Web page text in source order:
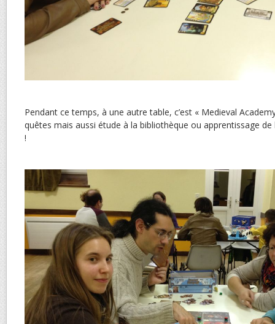
Pendant ce temps, à une autre table, c’est « Medieval
quêtes mais aussi étude à la bibliothèque ou apprentissage
!